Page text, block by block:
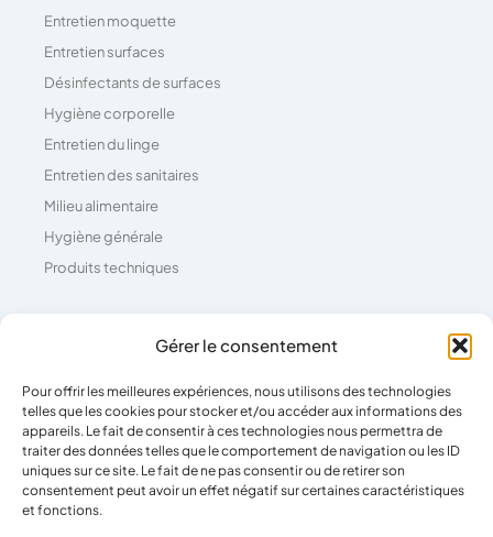
Gérer le consentement
Pour offrir les meilleures expériences, nous utilisons des technologies
telles que les cookies pour stocker et/ou accéder aux informations des
appareils. Le fait de consentir à ces technologies nous permettra de
traiter des données telles que le comportement de navigation ou les ID
uniques sur ce site. Le fait de ne pas consentir ou de retirer son
consentement peut avoir un effet négatif sur certaines caractéristiques
et fonctions.
04 73 26 81 71
39 Rue Pierre Boulanger,
63100 Clermont-Ferrand
Entretien moquette
Entretien surfaces
Désinfectants de surfaces
Hygiène corporelle
Entretien du linge
Entretien des sanitaires
Milieu alimentaire
Hygiène générale
Produits techniques